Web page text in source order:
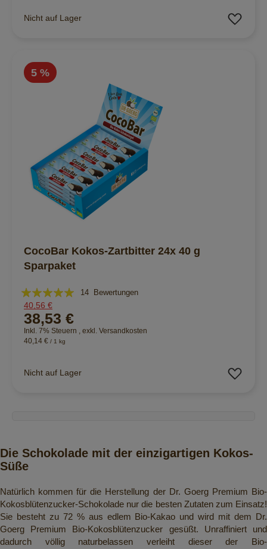
Nicht auf Lager
5 %
CocoBar Kokos-Zartbitter 24x 40 g
Sparpaket
Bewertung:
100%
14 Bewertungen
40,56 €
38,53 €
Inkl. 7% Steuern , exkl. Versandkosten
40,14 € / 1 kg
Nicht auf Lager
Die Schokolade mit der einzigartigen Kokos-
Süße
Natürlich kommen für die Herstellung der Dr. Goerg Premium Bio-
Kokosblütenzucker-Schokolade nur die besten Zutaten zum Einsatz!
Sie besteht zu 72 % aus edlem Bio-Kakao und wird mit dem Dr.
Goerg Premium Bio-Kokosblütenzucker gesüßt. Unraffiniert und
dadurch völlig naturbelassen verleiht dieser der Bio-